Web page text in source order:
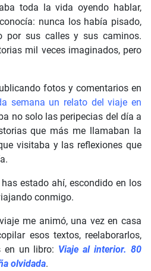
toda la vida oyendo hablar,
nunca los había pisado,
por sus calles y sus caminos.
mil veces imaginados, pero
fotos y comentarios en
semana un relato del viaje en
no solo las peripecias del día a
que más me llamaban la
visitaba y las reflexiones que
estado ahí, escondido en los
conmigo.
me animó, una vez en casa
esos textos, reelaborarlos,
en un libro: Viaje al interior. 80
olvidada.